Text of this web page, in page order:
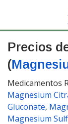
Precios
(
Medicamentos
Magnesium
Gluconate,
Magnesium